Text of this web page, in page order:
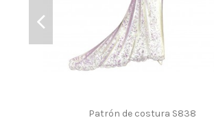
Patrón de costura S838